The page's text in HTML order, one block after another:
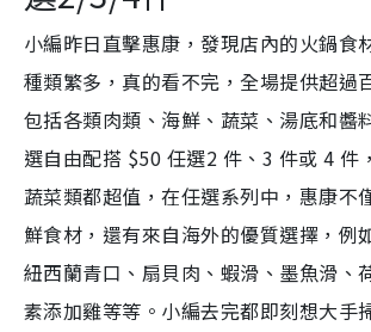
小編昨日直擊惠康，發現店內的火鍋食
種類繁多， 真的看不完，全場提供超過
包括各類肉類、海鮮、蔬菜、湯底和醬
選自由配搭 $50 任選2 件、3 件或 4 件
蔬菜類都超值，在任選系列中，惠康不
鮮食材，還有來自海外的優質選擇，例
紐西蘭青口、扇貝肉、蝦滑、墨魚滑、
素添加雞等等。小編去完都即刻想大手